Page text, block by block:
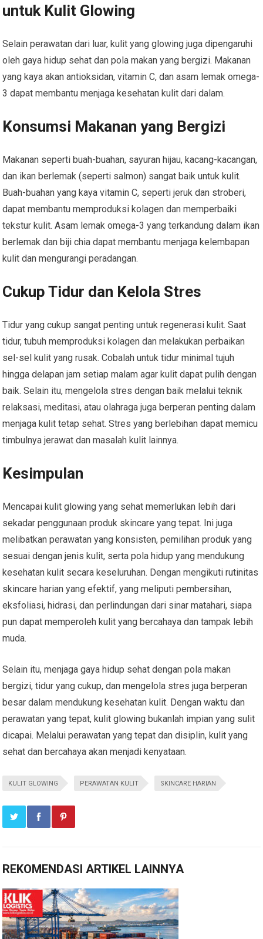
untuk Kulit Glowing
Selain perawatan dari luar, kulit yang glowing juga dipengaruhi
oleh gaya hidup sehat dan pola makan yang bergizi. Makanan
yang kaya akan antioksidan, vitamin C, dan asam lemak omega-
3 dapat membantu menjaga kesehatan kulit dari dalam.
Konsumsi Makanan yang Bergizi
Makanan seperti buah-buahan, sayuran hijau, kacang-kacangan,
dan ikan berlemak (seperti salmon) sangat baik untuk kulit.
Buah-buahan yang kaya vitamin C, seperti jeruk dan stroberi,
dapat membantu memproduksi kolagen dan memperbaiki
tekstur kulit. Asam lemak omega-3 yang terkandung dalam ikan
berlemak dan biji chia dapat membantu menjaga kelembapan
kulit dan mengurangi peradangan.
Cukup Tidur dan Kelola Stres
Tidur yang cukup sangat penting untuk regenerasi kulit. Saat
tidur, tubuh memproduksi kolagen dan melakukan perbaikan
sel-sel kulit yang rusak. Cobalah untuk tidur minimal tujuh
hingga delapan jam setiap malam agar kulit dapat pulih dengan
baik. Selain itu, mengelola stres dengan baik melalui teknik
relaksasi, meditasi, atau olahraga juga berperan penting dalam
menjaga kulit tetap sehat. Stres yang berlebihan dapat memicu
timbulnya jerawat dan masalah kulit lainnya.
Kesimpulan
Mencapai kulit glowing yang sehat memerlukan lebih dari
sekadar penggunaan produk skincare yang tepat. Ini juga
melibatkan perawatan yang konsisten, pemilihan produk yang
sesuai dengan jenis kulit, serta pola hidup yang mendukung
kesehatan kulit secara keseluruhan. Dengan mengikuti rutinitas
skincare harian yang efektif, yang meliputi pembersihan,
eksfoliasi, hidrasi, dan perlindungan dari sinar matahari, siapa
pun dapat memperoleh kulit yang bercahaya dan tampak lebih
muda.
Selain itu, menjaga gaya hidup sehat dengan pola makan
bergizi, tidur yang cukup, dan mengelola stres juga berperan
besar dalam mendukung kesehatan kulit. Dengan waktu dan
perawatan yang tepat, kulit glowing bukanlah impian yang sulit
dicapai. Melalui perawatan yang tepat dan disiplin, kulit yang
sehat dan bercahaya akan menjadi kenyataan.
KULIT GLOWING PERAWATAN KULIT SKINCARE HARIAN
REKOMENDASI ARTIKEL LAINNYA